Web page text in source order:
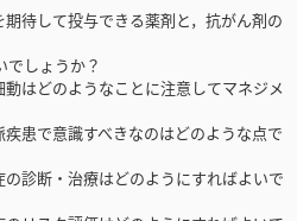
待して投与できる薬剤と，抗がん剤の
しょうか？
はどのようなことに注意してマネジメ
患で意識すべきなのはどのような点で
診断・治療はどのようにすればよいで